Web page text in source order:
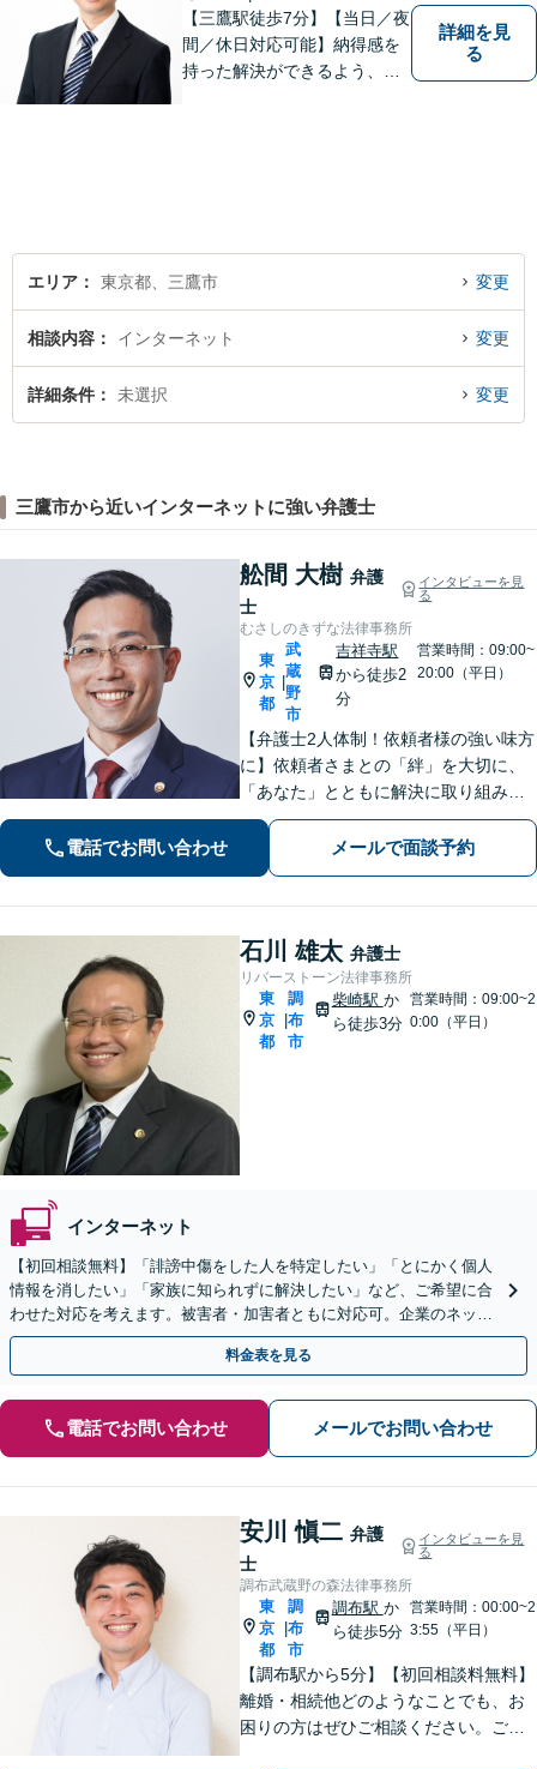
【三鷹駅徒歩7分】【当日／夜
間／休日対応可能】納得感を
持った解決ができるよう、問
ス利用可能】
詳細を見
る
エリア 東京都、三鷹市 変更
相談内容 インターネット 変更
詳細条件 未選択 変更
三鷹市から近いインターネットに強い弁護士
舩間 大樹 弁護
士
インタビューを見
る
むさしのきずな法律事務所
東
京
都
|
武
蔵
野
市
吉祥寺駅
から徒歩2
分
営業時間：09:00~
20:00（平日）
【弁護士2人体制！依頼者様の強い味方
に】依頼者さまとの「絆」を大切に、
「あなた」とともに解決に取り組みま
す！離婚問題、 相続 、不動産、刑事、
インターネット、 労働（会社側）、 刑
事事件、 債権回収 、 企業法務など
電話でお問い合わせ メールで面談予約
石川 雄太 弁護士
リバーストーン法律事務所
東
京
都
調
布
市
柴崎駅 か
ら徒歩3分
営業時間：09:00~2
0:00（平日）
インターネット
【初回相談無料】「誹謗中傷をした人を特定したい」「とにかく個人
情報を消したい」「家族に知られずに解決したい」など、ご希望に合
わせた対応を考えます。被害者・加害者ともに対応可。企業のネット
トラブルもお任せ【柴崎駅3分】【土日祝対応可】
料金表を見る
電話でお問い合わせ メールでお問い合わせ
安川 愼二 弁護
士
インタビューを見
る
調布武蔵野の森法律事務所
東
京
都
調
布
市
調布駅 か
ら徒歩5分
営業時間：00:00~2
3:55（平日）
【調布駅から5分】【初回相談料無料】
離婚・相続他どのようなことでも、お
困りの方はぜひご相談ください。ご連